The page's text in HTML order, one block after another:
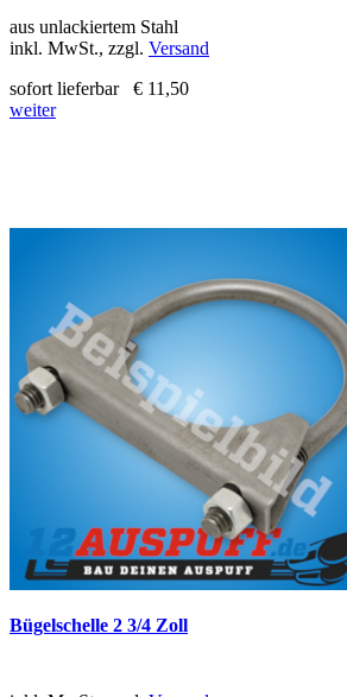
aus unlackiertem Stahl
inkl. MwSt., zzgl. Versand
sofort lieferbar
€ 11,50
weiter
Bügelschelle 2 3/4 Zoll